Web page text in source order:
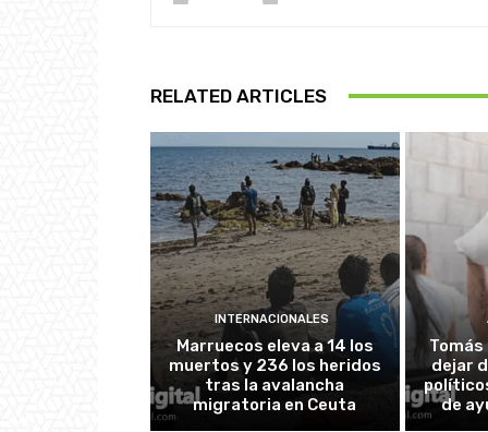
RELATED ARTICLES
INTERNACIONALES
Marruecos eleva a 14 los
muertos y 236 los heridos
tras la avalancha
migratoria en Ceuta
Tomás
dejar
de